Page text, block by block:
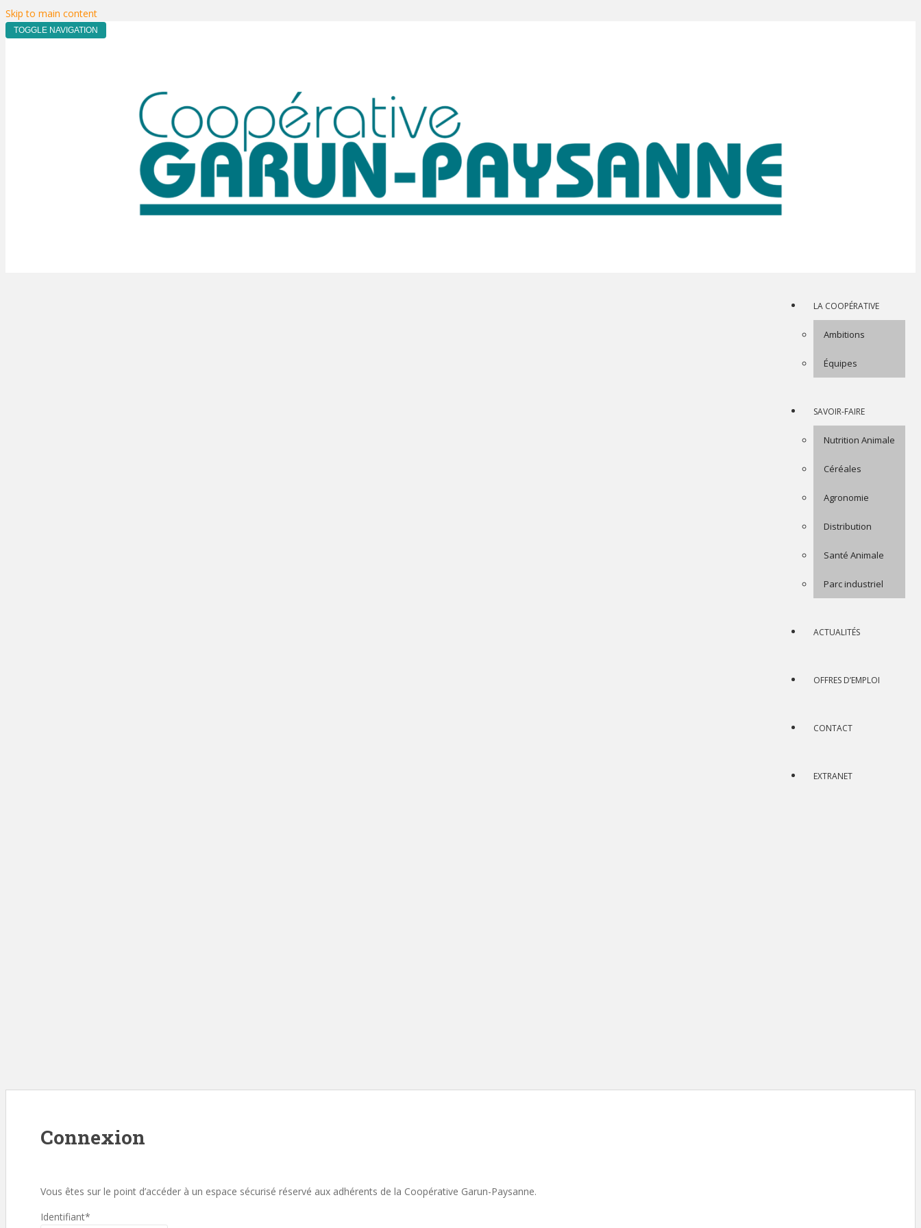
Skip to main content
TOGGLE NAVIGATION
LA COOPÉRATIVE
Ambitions
Équipes
SAVOIR-FAIRE
Nutrition Animale
Céréales
Agronomie
Distribution
Santé Animale
Parc industriel
ACTUALITÉS
OFFRES D’EMPLOI
CONTACT
EXTRANET
Connexion
Vous êtes sur le point d’accéder à un espace sécurisé réservé aux adhérents de la Coopérative Garun-Paysanne.
Identifiant*